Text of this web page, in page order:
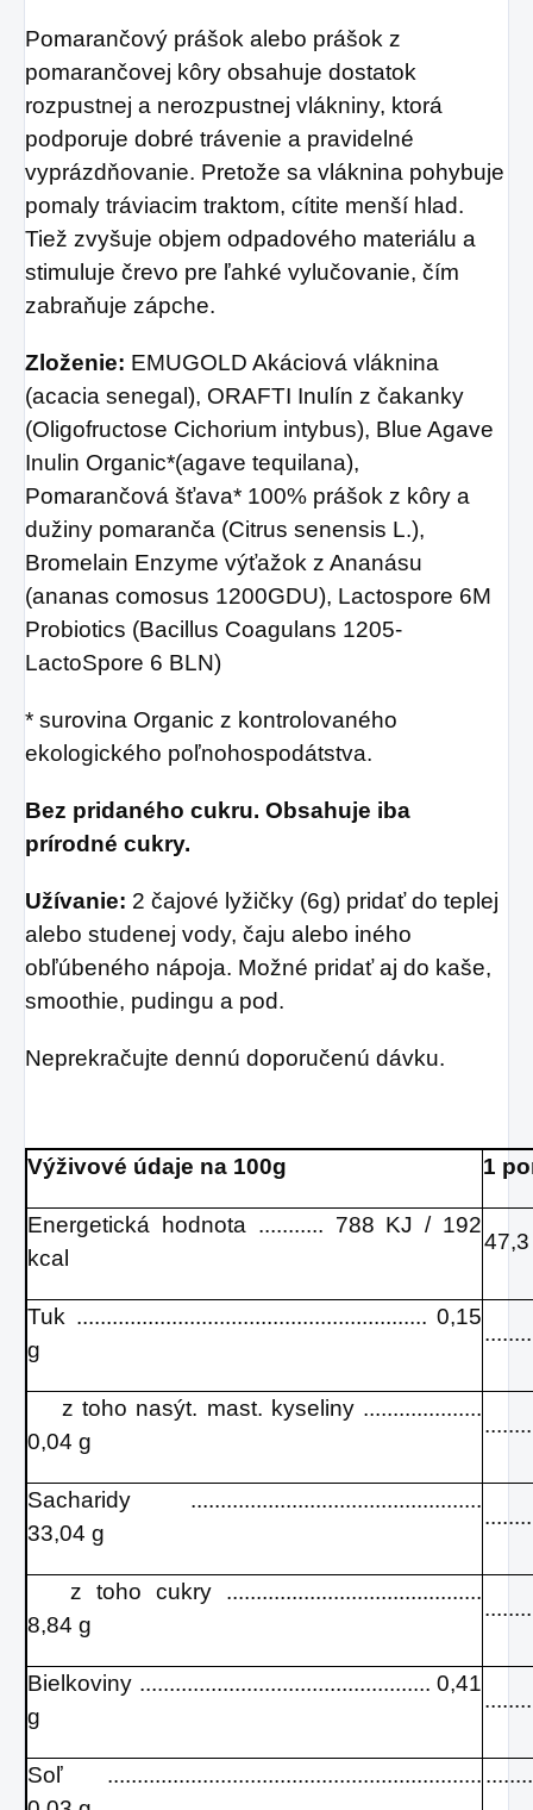
Pomarančový prášok alebo prášok z
pomarančovej kôry obsahuje dostatok
rozpustnej a nerozpustnej vlákniny, ktorá
podporuje dobré trávenie a pravidelné
vyprázdňovanie. Pretože sa vláknina pohybuje
pomaly tráviacim traktom, cítite menší hlad.
Tiež zvyšuje objem odpadového materiálu a
stimuluje črevo pre ľahké vylučovanie, čím
zabraňuje zápche.
Zloženie: EMUGOLD Akáciová vláknina
(acacia senegal), ORAFTI Inulín z čakanky
(Oligofructose Cichorium intybus), Blue Agave
Inulin Organic*(agave tequilana),
Pomarančová šťava* 100% prášok z kôry a
dužiny pomaranča (Citrus senensis L.),
Bromelain Enzyme výťažok z Ananásu
(ananas comosus 1200GDU), Lactospore 6M
Probiotics (Bacillus Coagulans 1205-
LactoSpore 6 BLN)
* surovina Organic z kontrolovaného
ekologického poľnohospodátstva.
Bez pridaného cukru. Obsahuje iba
prírodné cukry.
Užívanie: 2 čajové lyžičky (6g) pridať do teplej
alebo studenej vody, čaju alebo iného
obľúbeného nápoja. Možné pridať aj do kaše,
smoothie, pudingu a pod.
Neprekračujte dennú doporučenú dávku.
Výživové údaje na 100g 1
Energetická hodnota ........... 788 KJ / 192
kcal
Tuk ........................................................... 0,15
g
z toho nasýt. mast. kyseliny ....................
0,04 g
Sacharidy .................................................
33,04 g
z toho cukry ...........................................
8,84 g
Bielkoviny ................................................. 0,41
g
Soľ ...............................................................